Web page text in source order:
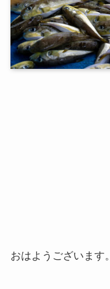
おはようございます。